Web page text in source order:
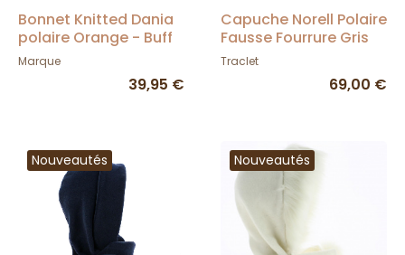
Bonnet Knitted Dania
polaire Orange - Buff
Marque
39,95 €
Capuche Norell Polaire
Fausse Fourrure Gris
Sel - Traclet
Traclet
69,00 €
Nouveautés Nouveautés